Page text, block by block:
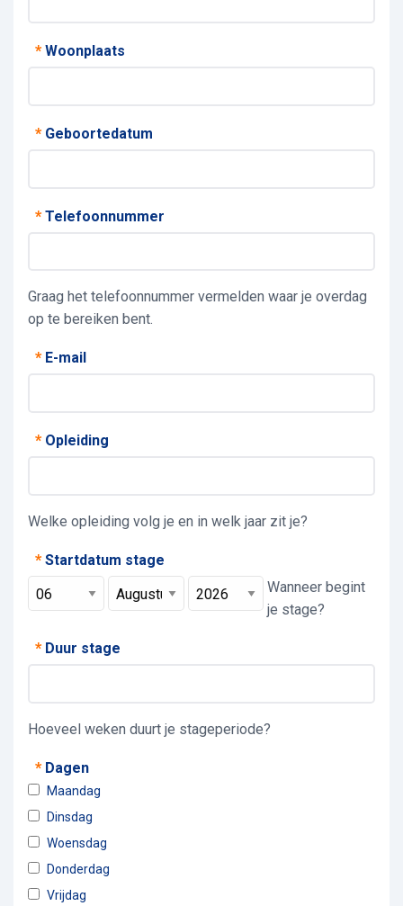
*Woonplaats
*Geboortedatum
*Telefoonnummer
Graag het telefoonnummer vermelden waar je overdag
op te bereiken bent.
*E-mail
*Opleiding
Welke opleiding volg je en in welk jaar zit je?
*Startdatum stage
Wanneer begint
je stage?
*Duur stage
Hoeveel weken duurt je stageperiode?
*Dagen
Maandag
Dinsdag
Woensdag
Donderdag
Vrijdag